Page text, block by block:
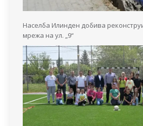
Населба Илинден добива
мрежа на ул. „9“